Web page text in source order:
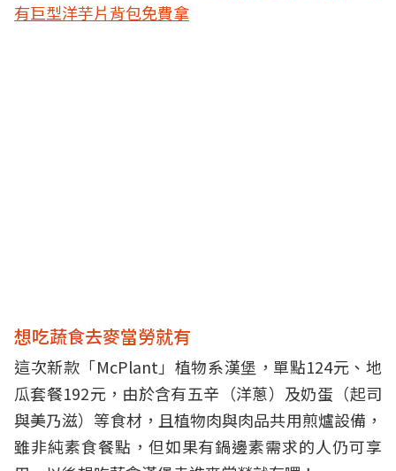
有巨型洋芋片背包免費拿
想吃蔬食去麥當勞就有
這次新款「McPlant」植物系漢堡，單點124元、地
瓜套餐192元，由於含有五辛（洋蔥）及奶蛋（起司
與美乃滋）等食材，且植物肉與肉品共用煎爐設備，
雖非純素食餐點，但如果有鍋邊素需求的人仍可享